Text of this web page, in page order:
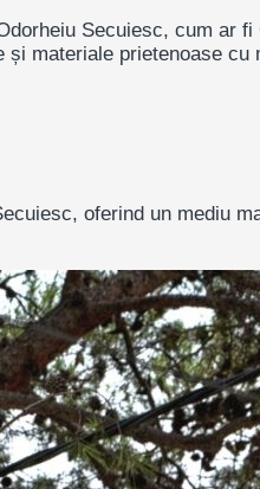
Secuiesc, cum ar fi
materiale prietenoase cu
oferind un mediu